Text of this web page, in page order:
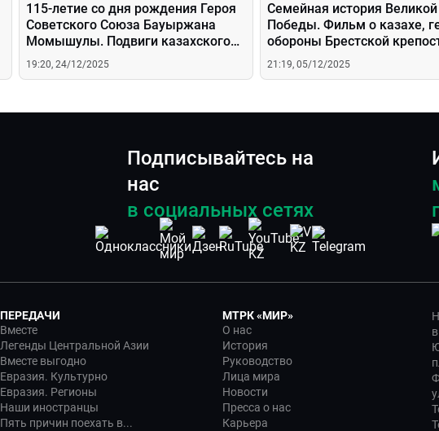
115-летие со дня рождения Героя
Советского Союза Бауыржана
Момышулы. Подвиги казахского
полководца
19:20, 24/12/2025
Семейная история Великой
Победы. Фильм о казахе,
обороны Брестской
показали в Москве
21:19, 05/12/2025
Подписывайтесь на
нас
в социальных сетях
ПЕРЕДАЧИ
Вместе
Легенды Центральной Азии
Вместе выгодно
Евразия. Культурно
Евразия. Регионы
Наши иностранцы
Пять причин поехать в...
МТРК «МИР»
О нас
История
Руководство
Лица мира
Новости
Пресса о нас
Карьера